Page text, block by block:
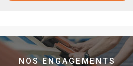
NOS ENGAGEMENTS